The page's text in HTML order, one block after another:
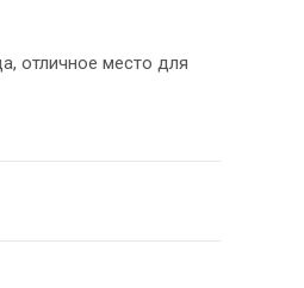
отличное место для